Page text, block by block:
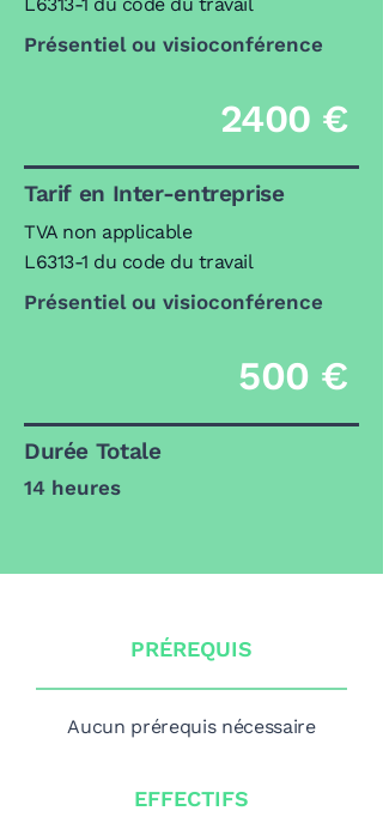
Présentiel ou visioconférence
2400 €
Tarif en Inter-entreprise
TVA non applicable
L6313-1 du code du travail
Présentiel ou visioconférence
500 €
Durée Totale
14 heures
PRÉREQUIS
Aucun prérequis nécessaire
EFFECTIFS